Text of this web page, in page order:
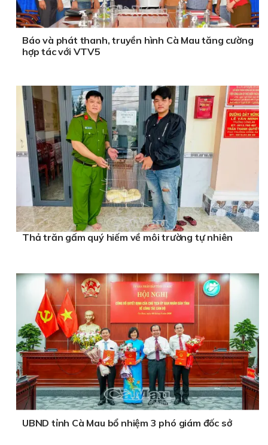
Báo và phát thanh, truyền hình Cà Mau tăng cường
hợp tác với VTV5
Thả trăn gấm quý hiếm về môi trường tự nhiên
UBND tỉnh Cà Mau bổ nhiệm 3 phó giám đốc sở